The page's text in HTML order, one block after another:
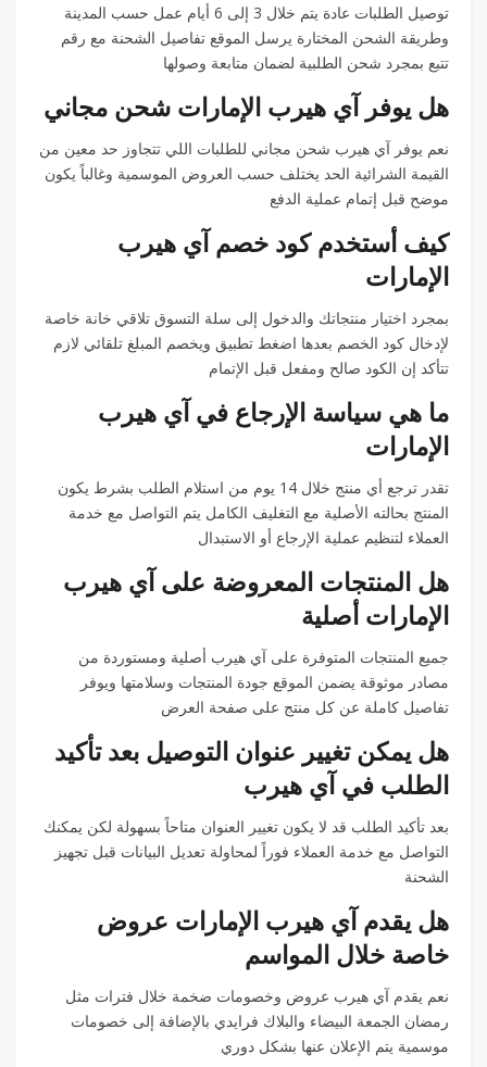
توصيل الطلبات عادة يتم خلال 3 إلى 6 أيام عمل حسب المدينة
وطريقة الشحن المختارة يرسل الموقع تفاصيل الشحنة مع رقم
تتبع بمجرد شحن الطلبية لضمان متابعة وصولها
هل يوفر آي هيرب الإمارات شحن مجاني
نعم يوفر آي هيرب شحن مجاني للطلبات اللي تتجاوز حد معين من
القيمة الشرائية الحد يختلف حسب العروض الموسمية وغالباً يكون
موضح قبل إتمام عملية الدفع
كيف أستخدم كود خصم آي هيرب
الإمارات
بمجرد اختيار منتجاتك والدخول إلى سلة التسوق تلاقي خانة خاصة
لإدخال كود الخصم بعدها اضغط تطبيق ويخصم المبلغ تلقائي لازم
تتأكد إن الكود صالح ومفعل قبل الإتمام
ما هي سياسة الإرجاع في آي هيرب
الإمارات
تقدر ترجع أي منتج خلال 14 يوم من استلام الطلب بشرط يكون
المنتج بحالته الأصلية مع التغليف الكامل يتم التواصل مع خدمة
العملاء لتنظيم عملية الإرجاع أو الاستبدال
هل المنتجات المعروضة على آي هيرب
الإمارات أصلية
جميع المنتجات المتوفرة على آي هيرب أصلية ومستوردة من
مصادر موثوقة يضمن الموقع جودة المنتجات وسلامتها ويوفر
تفاصيل كاملة عن كل منتج على صفحة العرض
هل يمكن تغيير عنوان التوصيل بعد تأكيد
الطلب في آي هيرب
بعد تأكيد الطلب قد لا يكون تغيير العنوان متاحاً بسهولة لكن يمكنك
التواصل مع خدمة العملاء فوراً لمحاولة تعديل البيانات قبل تجهيز
الشحنة
هل يقدم آي هيرب الإمارات عروض
خاصة خلال المواسم
نعم يقدم آي هيرب عروض وخصومات ضخمة خلال فترات مثل
رمضان الجمعة البيضاء والبلاك فرايدي بالإضافة إلى خصومات
موسمية يتم الإعلان عنها بشكل دوري